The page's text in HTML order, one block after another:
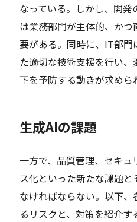
なっている。しかし、開
は業務部門が主体的、か
要がある。同時に、IT部門
た適切な技術支援を行い
下を予防する動きが求めら
生成AIの課題
一方で、品質管理、セキュ
ス化といった新たな課題
なければならない。以下
るリスクと、対策を紹介す